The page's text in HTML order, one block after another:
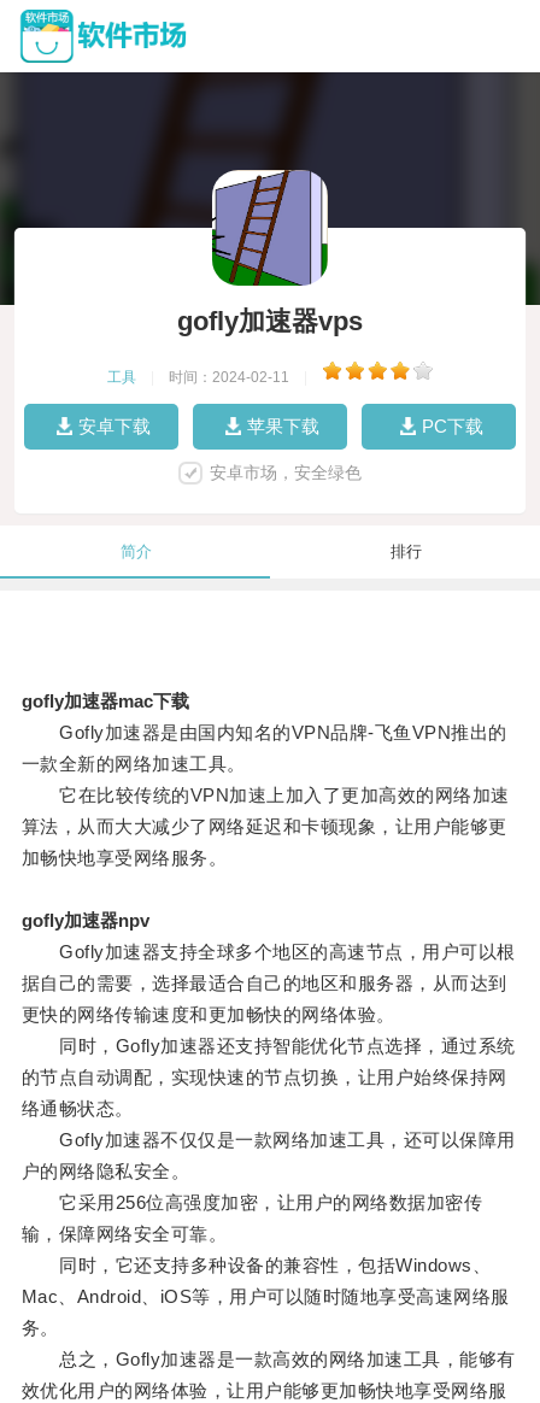
gofly加速器vps
工具 时间：2024-02-11
安卓下载 苹果下载 PC下载
安卓市场，安全绿色
简介 排行
gofly加速器mac下载
Gofly加速器是由国内知名的VPN品牌-飞鱼VPN推出的
一款全新的网络加速工具。
它在比较传统的VPN加速上加入了更加高效的网络加速
算法，从而大大减少了网络延迟和卡顿现象，让用户能够更
加畅快地享受网络服务。
gofly加速器npv
Gofly加速器支持全球多个地区的高速节点，用户可以根
据自己的需要，选择最适合自己的地区和服务器，从而达到
更快的网络传输速度和更加畅快的网络体验。
同时，Gofly加速器还支持智能优化节点选择，通过系统
的节点自动调配，实现快速的节点切换，让用户始终保持网
络通畅状态。
Gofly加速器不仅仅是一款网络加速工具，还可以保障用
户的网络隐私安全。
它采用256位高强度加密，让用户的网络数据加密传
输，保障网络安全可靠。
同时，它还支持多种设备的兼容性，包括Windows、
Mac、Android、iOS等，用户可以随时随地享受高速网络服
务。
总之，Gofly加速器是一款高效的网络加速工具，能够有
效优化用户的网络体验，让用户能够更加畅快地享受网络服